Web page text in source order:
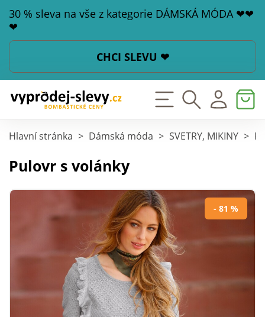
30 % sleva na vše z kategorie DÁMSKÁ MÓDA ❤❤
❤
CHCI SLEVU ❤
Hlavní stránka > Dámská móda > SVETRY, MIKINY >
Pulovr s volánky
- 81 %